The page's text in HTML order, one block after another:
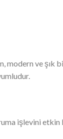
modern ve şık
işlevini